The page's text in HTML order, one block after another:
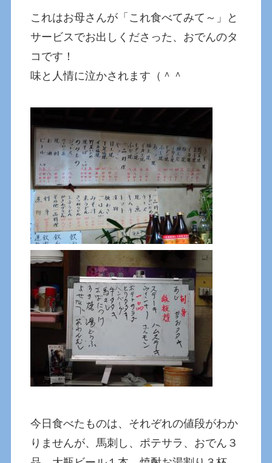
これはお母さんが「これ食べてみて～」と
サービスでお出しくださった、おでんのタ
コです！
味と人情に泣かされます（＾＾
今日食べたものは、それぞれの値段がわか
りませんが、馬刺し、ポテサラ、おでん３